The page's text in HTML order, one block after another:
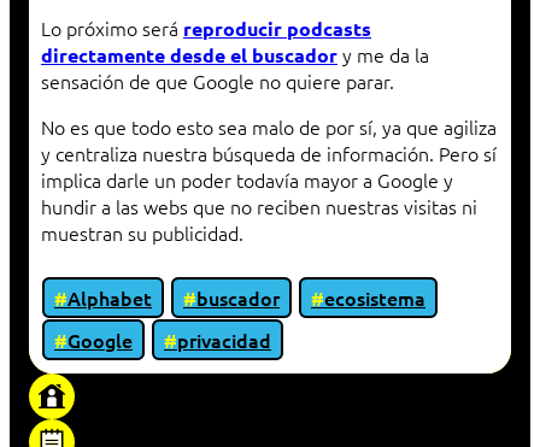
Lo próximo será reproducir podcasts
directamente desde el buscadory me da la
sensación de que Google no quiere parar.
No es que todo esto sea malo de por sí, ya que agiliza
y centraliza nuestra búsqueda de información. Pero sí
implica darle un poder todavía mayor a Google y
hundir a las webs que no reciben nuestras visitas ni
muestran su publicidad.
Alphabet buscador
ecosistema
Google
privacidad